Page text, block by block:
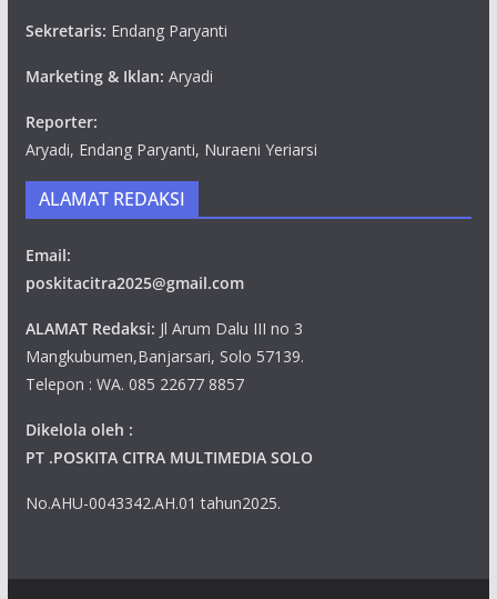
Sekretaris: Endang Paryanti
Marketing & Iklan: Aryadi
Reporter:
Aryadi, Endang Paryanti, Nuraeni Yeriarsi
ALAMAT REDAKSI
Email:
poskitacitra2025@gmail.com
ALAMAT Redaksi: Jl Arum Dalu III no 3
Mangkubumen,Banjarsari, Solo 57139.
Telepon : WA. 085 22677 8857
Dikelola oleh :
PT .POSKITA CITRA MULTIMEDIA SOLO
No.AHU-0043342.AH.01 tahun2025.